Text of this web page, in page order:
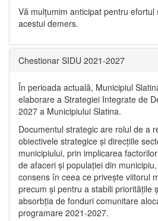
Vă mulţumim anticipat pentru efortul
acestui demers.
Chestionar SIDU 2021-2027
În perioada actuală, Municipiul
elaborare a Strategiei Integrate de
2027 a Municipiului Slatina.
Documentul strategic are rolul de a
obiectivele strategice și direcțiile
municipiului, prin implicarea
de afaceri și populației din
consens în ceea ce privește viitorul
precum și pentru a stabili prioritățile
absorbția de fonduri comunitare
programare 2021-2027.